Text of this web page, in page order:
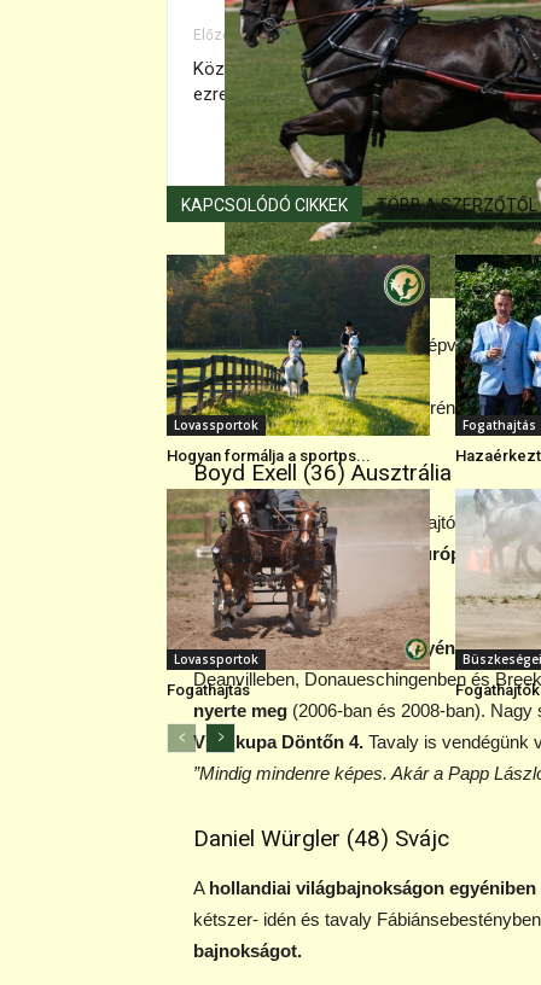
Mindhárman a „friss” formát képviselik.
Óriási mezőny jön össze az Arénában!
Boyd Exell (36) Ausztrália
A legmagasabban „jegyzett” hajtók közé
versenyén ott van. A
lovait Európában
szülőföldjén.
Az ideivilágbajnokságon egyéni bronzot
Deanvilleben, Donaueschingenben és
nyerte meg (2006-ban és 2008-ban).
Világkupa Döntőn 4. Tavaly is vendégünk
”Mindig mindenre képes. Akár a Papp
Daniel Würgler (48) Svájc
A hollandiai világbajnokságon egyéniben
kétszer- idén és tavaly
bajnokságot.
Előző cikk
Közel a százhoz: Nagy Kálmán ny. huszár
ezredes
KAPCSOLÓDÓ CIKKEK TÖBB A SZERZŐTŐL
Lovassportok
Hogyan formálja a sportps...
Fogathajtás
Lovassportok
Fogathajtás Fogathajtók